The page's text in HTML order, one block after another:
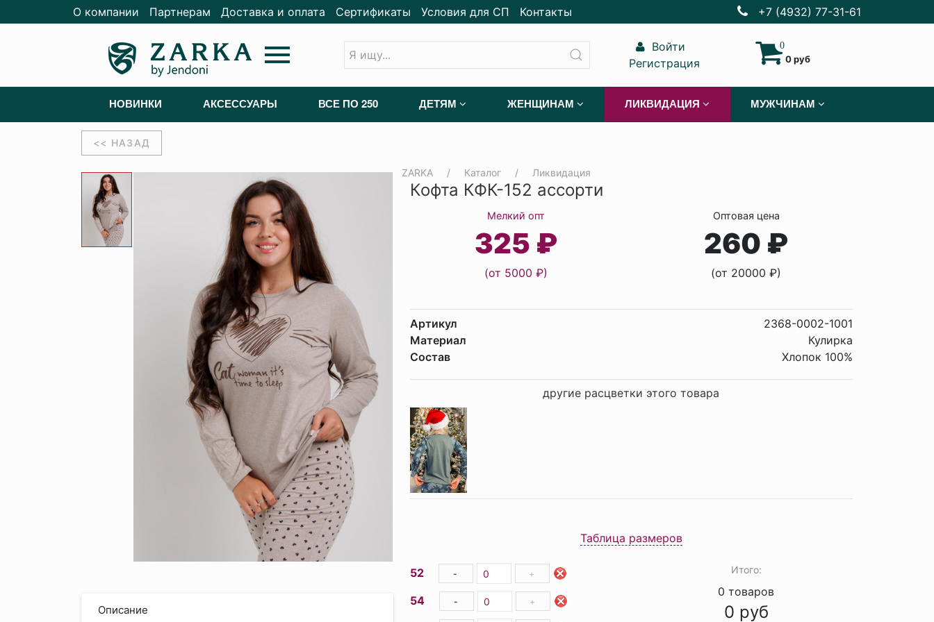
О компании Партнерам Доставка и оплата Сертификаты Условия для СП Контакты +7 (4932) 77-31-61
menu
Войти
Регистрация
0
0 руб
НОВИНКИ АКСЕССУАРЫ ВСЕ ПО 250 ДЕТЯМ ЖЕНЩИНАМ ЛИКВИДАЦИЯ МУЖЧИНАМ
<< НАЗАД
Описание
ZARKA Каталог Ликвидация
Кофта КФК-152 ассорти
Мелкий опт
325 ₽
(от 5000 ₽)
Оптовая цена
260 ₽
(от 20000 ₽)
Артикул
2368-0002-1001
Материал
Кулирка
Состав
Хлопок 100%
другие расцветки этого товара
Таблица размеров
52 - +
54 - +
Итого:
0 товаров
0 руб